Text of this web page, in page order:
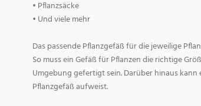
• Pflanzsäcke
• Und viele mehr
Das passende Pflanzgefäß für die jeweilige
So muss ein Gefäß für Pflanzen die richtige
Umgebung gefertigt sein. Darüber hinaus
Pflanzgefäß aufweist.